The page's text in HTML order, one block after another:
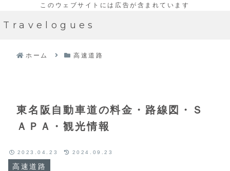
Travelogues
ホーム 高速道路
東名阪自動車道の料金・路線図・Ｓ
ＡＰＡ・観光情報
高速道路
2023.04.23 2024.09.23